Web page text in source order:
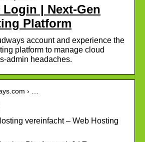
| Next-Gen
Platform
account and experience the
platform to manage cloud
admin headaches.
› …
vereinfacht – Web Hosting